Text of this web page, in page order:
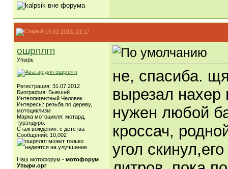
15.02.2013, 21:17
ошрплгп
Упырь
Регистрация: 31.07.2012
Биография: Бывший
Интеллигентный Человек
Интересы: резьба по дереву,
мотоциклизм
Марка мотоцикля: мотард,
турэндуро.
Стаж вождения: с детства
Сообщений: 10,002
Наш мотофорум - мотофорум
Упыри.орг
не, спасиба.
вырезал
нужен любой
кроссач,
угол